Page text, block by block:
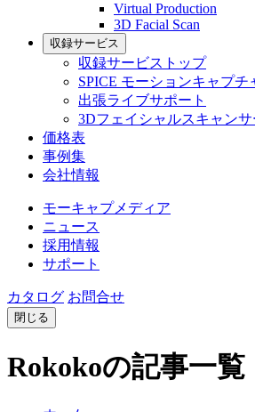
Virtual Production
3D Facial Scan
収録サービス
収録サービストップ
SPICE モーションキャプ
出張ライブサポート
3Dフェイシャルスキャンサ
価格表
事例集
会社情報
モーキャプメディア
ニュース
採用情報
サポート
カタログ お問合せ
閉じる
Rokokoの記事一覧